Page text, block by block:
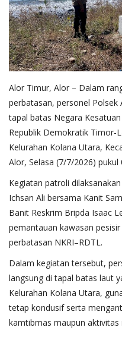
Alor Timur, Alor – Dalam
perbatasan, personel
tapal batas Negara
Republik Demokratik Timor-
Kelurahan Kolana Utara,
Alor, Selasa (7/7/2026) pukul
Kegiatan patroli
Ichsan Ali bersama Kanit
Banit Reskrim Bripda Isaac
pemantauan kawasan
perbatasan NKRI–RDTL.
Dalam kegiatan tersebut,
langsung di tapal batas laut
Kelurahan Kolana Utara,
tetap kondusif serta
kamtibmas maupun aktivitas